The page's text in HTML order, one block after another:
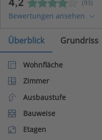
4,2 (93)
Bewertungen ansehen
Überblick Grundriss
Wohnfläche
Zimmer
Ausbaustufe
Bauweise
Etagen